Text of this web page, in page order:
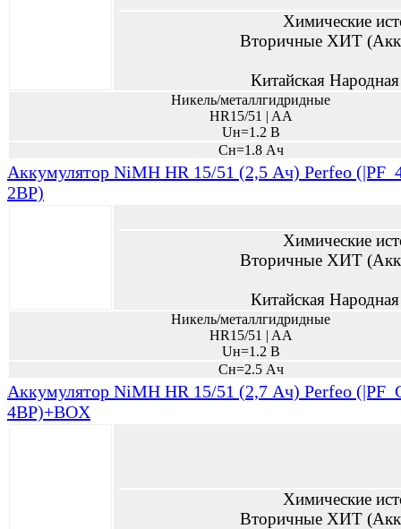
Химические
Вторичные ХИТ
Китайская
Никель/металлгидридные
HR15/51 | AA
Uн=1.2 В
Сн=1.8 Ач
Аккумулятор NiMH HR 15/51 (2,5 Ач) Perfeo
2BP)
Химические
Вторичные ХИТ
Китайская
Никель/металлгидридные
HR15/51 | AA
Uн=1.2 В
Сн=2.5 Ач
Аккумулятор NiMH HR 15/51 (2,7 Ач) Perfeo
4BP)+BOX
Химические
Вторичные ХИТ